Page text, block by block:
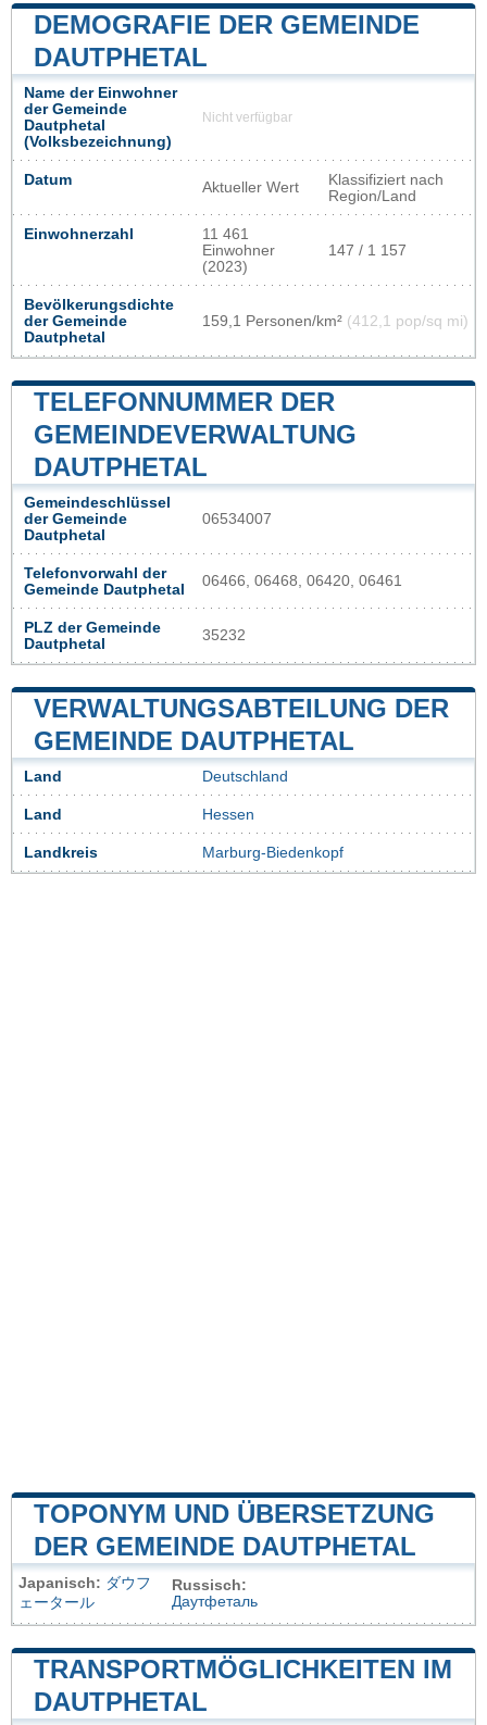
DEMOGRAFIE DER GEMEINDE
DAUTPHETAL
Name der Einwohner
der Gemeinde
Dautphetal
(Volksbezeichnung)
Nicht verfügbar
Datum Aktueller Wert
Klassifiziert nach
Region/Land
Einwohnerzahl
11 461
Einwohner
(2023)
147 / 1 157
Bevölkerungsdichte
der Gemeinde
Dautphetal
159,1 Personen/km² (412,1 pop/sq mi)
TELEFONNUMMER DER
GEMEINDEVERWALTUNG
DAUTPHETAL
Gemeindeschlüssel
der Gemeinde
Dautphetal
06534007
Telefonvorwahl der
Gemeinde Dautphetal
06466, 06468, 06420, 06461
PLZ der Gemeinde
Dautphetal
35232
VERWALTUNGSABTEILUNG DER
GEMEINDE DAUTPHETAL
Land Deutschland
Land Hessen
Landkreis Marburg-Biedenkopf
TOPONYM UND ÜBERSETZUNG
DER GEMEINDE DAUTPHETAL
Japanisch: ダウフ
ェータール
Russisch:
Даутфеталь
TRANSPORTMÖGLICHKEITEN IM
DAUTPHETAL